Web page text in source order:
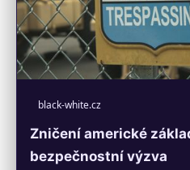
black-white.cz
Zničení americké
bezpečnostní výzva